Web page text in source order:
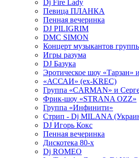
Dj Fire Lady
Певица ПЛАНКА
Пенная вечеринка
DJ PILIGRIM
DMC SIMON
Концерт музыкантов
Игры разума
DJ Базука
Эротическое шоу «Тарзан»
«АССАИ» (ex-KREC)
Группа «CARMAN» и
Фрик-шоу «STRANA OZZ»
Группа «Инфинити»
Стрип - Dj MILANA
DJ Игорь Кокс
Пенная вечеринка
Дискотека 80-х
Dj ROMEO